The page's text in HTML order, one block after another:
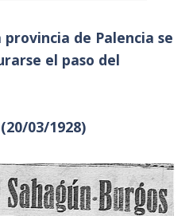
provincia de Palencia se
el paso del
03/1928)